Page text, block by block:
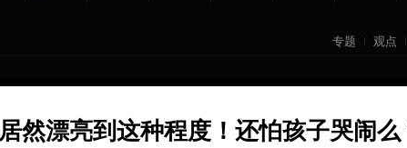
专题 观点
然漂亮到这种程度！还怕孩子哭闹么